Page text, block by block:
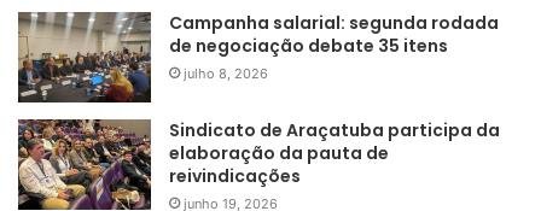
Campanha salarial: segunda rodada
de negociação debate 35 itens
julho 8, 2026
Sindicato de Araçatuba participa da
elaboração da pauta de
reivindicações
junho 19, 2026